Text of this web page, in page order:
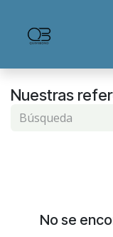
Nuestras
No se